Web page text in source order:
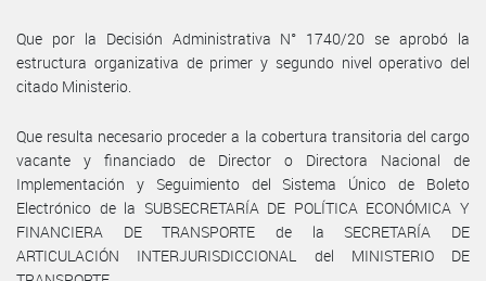
Que por la Decisión Administrativa N° 1740/20 se aprobó la
estructura organizativa de primer y segundo nivel operativo del
citado Ministerio.
Que resulta necesario proceder a la cobertura transitoria del cargo
vacante y financiado de Director o Directora Nacional de
Implementación y Seguimiento del Sistema Único de Boleto
Electrónico de la SUBSECRETARÍA DE POLÍTICA ECONÓMICA Y
FINANCIERA DE TRANSPORTE de la SECRETARÍA DE
ARTICULACIÓN INTERJURISDICCIONAL del MINISTERIO DE